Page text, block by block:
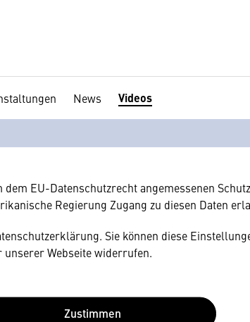
News Videos
EU-Datenschutzrecht angemessenen
Regierung Zugang zu diesen Daten
Sie können diese
Webseite widerrufen.
Zustimmen